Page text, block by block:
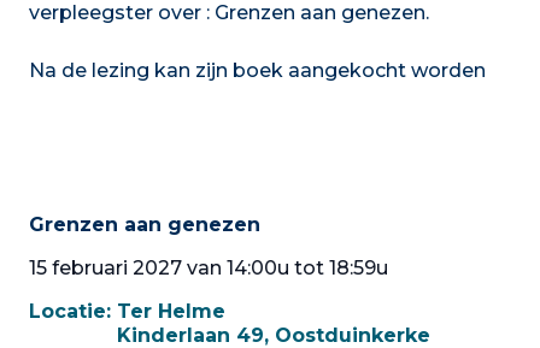
verpleegster over : Grenzen aan genezen.
Na de lezing kan zijn boek aangekocht worden
Grenzen aan genezen
15 februari 2027 van 14:00u tot 18:59u
Locatie: Ter Helme
Kinderlaan 49, Oostduinkerke